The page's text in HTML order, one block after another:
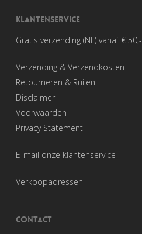
KLANTENSERVICE
Gratis verzending (NL) vanaf € 50,-
Verzending & Verzendkosten
Retourneren & Ruilen
Disclaimer
Voorwaarden
Privacy Statement
E-mail onze klantenservice
Verkoopadressen
CONTACT